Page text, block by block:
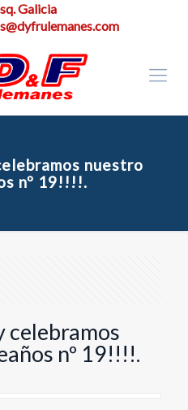
Galicia
nuestro
nº 19!!!!.
celebramos
nº 19!!!!.